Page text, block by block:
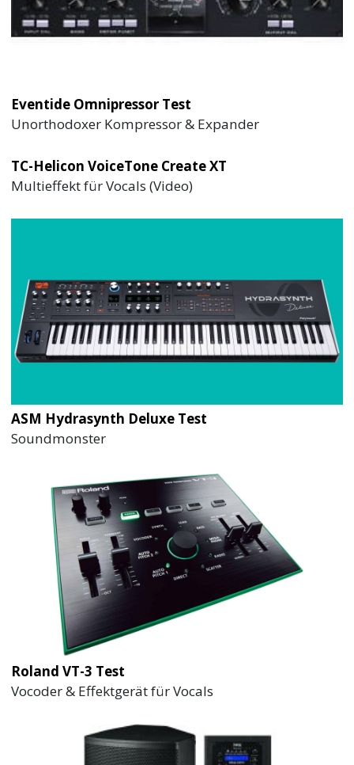
Eventide Omnipressor Test
Unorthodoxer Kompressor & Expander
TC-Helicon VoiceTone Create XT
Multieffekt für Vocals (Video)
ASM Hydrasynth Deluxe Test
Soundmonster
Roland VT-3 Test
Vocoder & Effektgerät für Vocals